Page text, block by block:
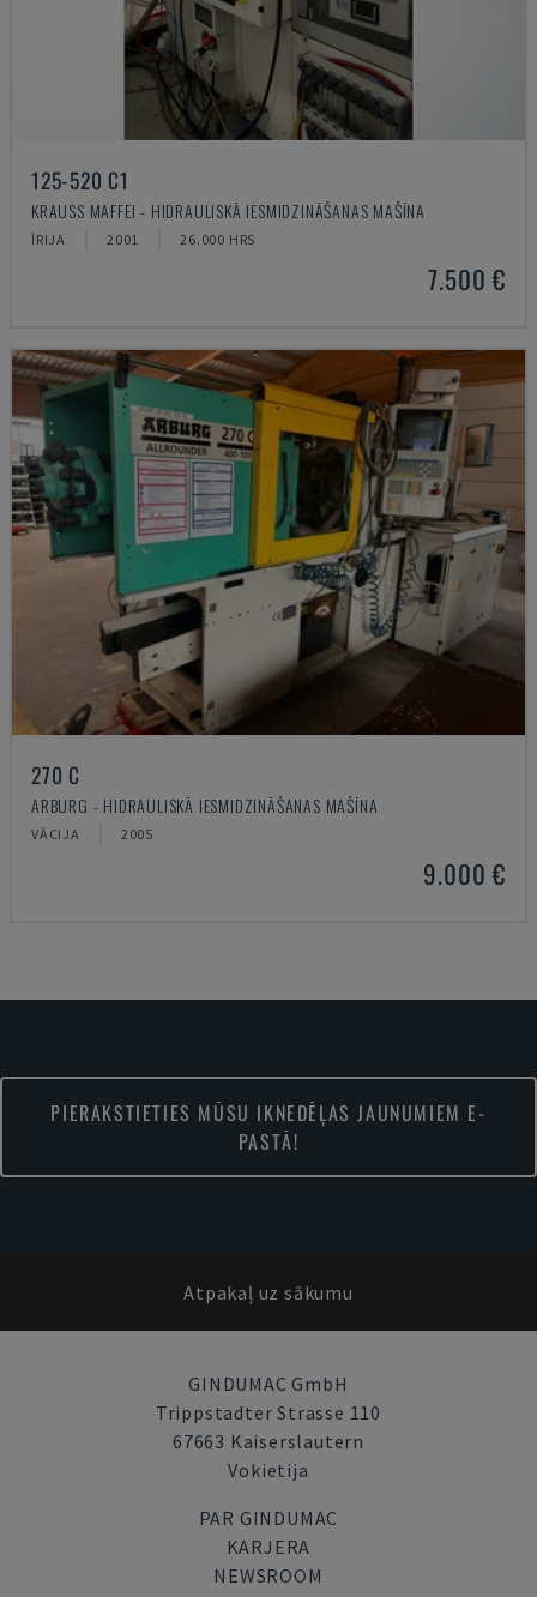
125-520 C1
KRAUSS MAFFEI - HIDRAULISKĀ IESMIDZINĀŠANAS MAŠĪNA
ĪRIJA 2001 26.000 HRS
7.500 €
270 C
ARBURG - HIDRAULISKĀ IESMIDZINĀŠANAS MAŠĪNA
VĀCIJA 2005
9.000 €
PIERAKSTIETIES MŪSU IKNEDĒĻAS JAUNUMIEM E-
PASTĀ!
Atpakaļ uz sākumu
GINDUMAC GmbH
Trippstadter Strasse 110
67663 Kaiserslautern
Vokietija
PAR GINDUMAC
KARJERA
NEWSROOM